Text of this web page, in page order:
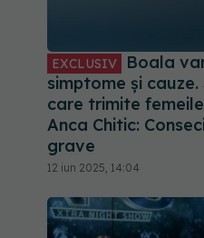
EXCLUSIV
Boala
simptome și cauze.
care trimite
Anca Chitic:
grave
12 iun 2025, 14:04